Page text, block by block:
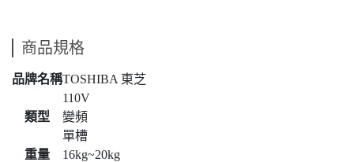
商品規格
品牌名稱TOSHIBA 東芝
類型
110V
變頻
單槽
重量
16kg~20kg